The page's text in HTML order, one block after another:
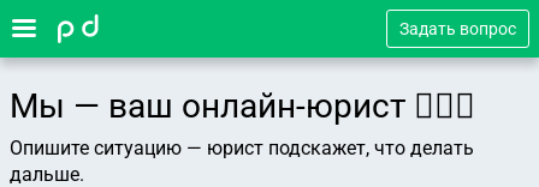
Задать вопрос
Мы — ваш онлайн-юрист 👨🏻‍⚖️
Опишите ситуацию — юрист подскажет, что делать
дальше.